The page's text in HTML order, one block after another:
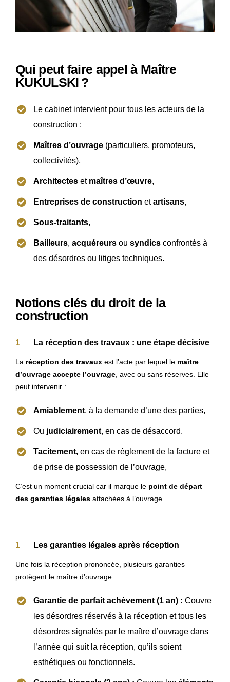
Qui peut faire appel à Maître
KUKULSKI ?
Le cabinet intervient pour tous les acteurs de la
construction :
Maîtres d’ouvrage (particuliers, promoteurs,
collectivités),
Architectes et maîtres d’œuvre,
Entreprises de construction etartisans,
Sous-traitants,
Bailleurs, acquéreurs ou syndics confrontés à
des désordres ou litiges techniques.
Notions clés du droit de la
construction
La réception des travaux : une étape décisive
La réception des travaux est l’acte par lequel le maître
d’ouvrage accepte l’ouvrage , avec ou sans réserves. Elle
peut intervenir :
Amiablement, à la demande d’une des parties,
Ou judiciairement, en cas de désaccord.
Tacitement, en cas de règlement de la facture et
de prise de possession de l’ouvrage,
C’est un moment crucial car il marque le point de départ
des garanties légales attachées à l’ouvrage.
Les garanties légales après réception
Une fois la réception prononcée, plusieurs garanties
protègent le maître d’ouvrage :
Garantie de parfait achèvement (1 an) : Couvre
les désordres réservés à la réception et tous les
désordres signalés par le maître d’ouvrage dans
l’année qui suit la réception, qu’ils soient
esthétiques ou fonctionnels.